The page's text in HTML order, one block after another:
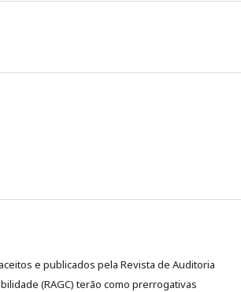
e publicados pela Revista de Auditoria
(RAGC) terão como prerrogativas